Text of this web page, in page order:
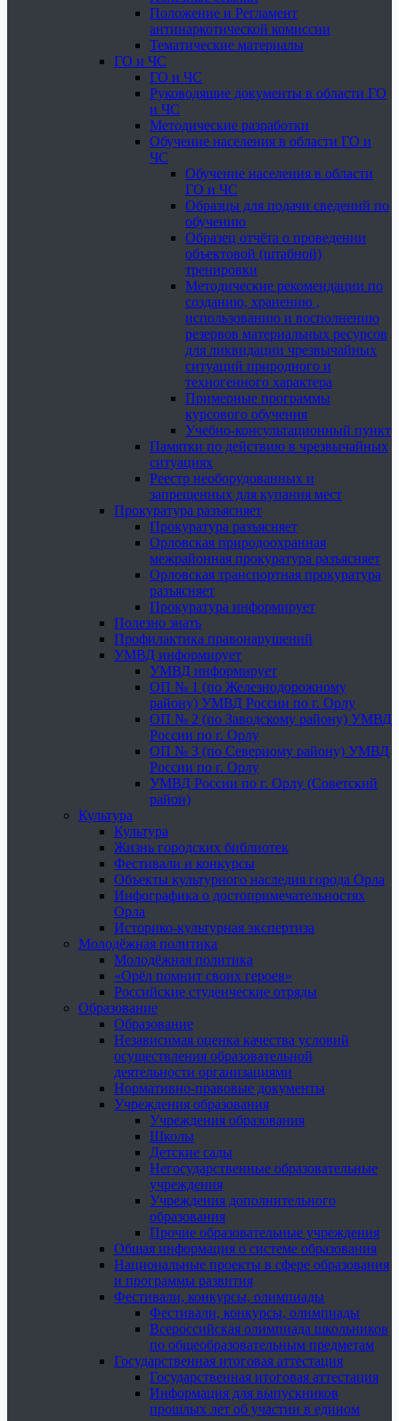
Положение и Регламент
антинаркотической комиссии
Тематические материалы
ГО и ЧС
ГО и ЧС
Руководящие документы в области ГО
и ЧС
Методические разработки
Обучение населения в области ГО и
ЧС
Обучение населения в области
ГО и ЧС
Образцы для подачи сведений по
обучению
Образец отчёта о проведении
объектовой (штабной)
тренировки
Методические рекомендации по
созданию, хранению ,
использованию и восполнению
резервов материальных ресурсов
для ликвидации чрезвычайных
ситуаций природного и
техногенного характера
Примерные программы
курсового обучения
Учебно-консультационный пункт
Памятки по действию в чрезвычайных
ситуациях
Реестр необорудованных и
запрещенных для купания мест
Прокуратура разъясняет
Прокуратура разъясняет
Орловская природоохранная
межрайонная прокуратура разъясняет
Орловская транспортная прокуратура
разъясняет
Прокуратура информирует
Полезно знать
Профилактика правонарушений
УМВД информирует
УМВД информирует
ОП № 1 (по Железнодорожному
району) УМВД России по г. Орлу
ОП № 2 (по Заводскому району) УМВД
России по г. Орлу
ОП № 3 (по Северному району) УМВД
России по г. Орлу
УМВД России по г. Орлу (Советский
район)
Культура
Культура
Жизнь городских библиотек
Фестивали и конкурсы
Объекты культурного наследия города Орла
Инфографика о достопримечательностях
Орла
Историко-культурная экспертиза
Молодёжная политика
Молодёжная политика
«Орёл помнит своих героев»
Российские студенческие отряды
Образование
Образование
Независимая оценка качества условий
осуществления образовательной
деятельности организациями
Нормативно-правовые документы
Учреждения образования
Учреждения образования
Школы
Детские сады
Негосударственные образовательные
учреждения
Учреждения дополнительного
образования
Прочие образовательные учреждения
Общая информация о системе образования
Национальные проекты в сфере образования
и программы развития
Фестивали, конкурсы, олимпиады
Фестивали, конкурсы, олимпиады
Всероссийская олимпиада школьников
по общеобразовательным предметам
Государственная итоговая аттестация
Государственная итоговая аттестация
Информация для выпускников
прошлых лет об участии в едином